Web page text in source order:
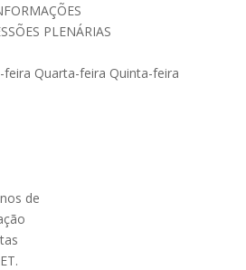
PLENÁRIAS
feira Quarta-feira Quinta-feira
de